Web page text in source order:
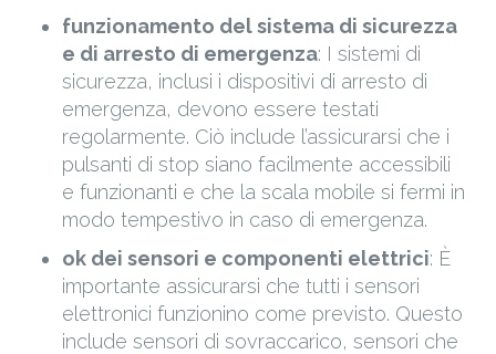
funzionamento del sistema di sicurezza
e di arresto di emergenza: I sistemi di
sicurezza, inclusi i dispositivi di arresto di
emergenza, devono essere testati
regolarmente. Ciò include l’assicurarsi che i
pulsanti di stop siano facilmente accessibili
e funzionanti e che la scala mobile si fermi in
modo tempestivo in caso di emergenza.
ok dei sensori e componenti elettrici: È
importante assicurarsi che tutti i sensori
elettronici funzionino come previsto. Questo
include sensori di sovraccarico, sensori che